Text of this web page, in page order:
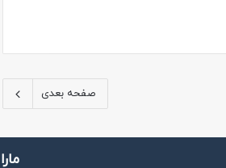
صفحه بعدی